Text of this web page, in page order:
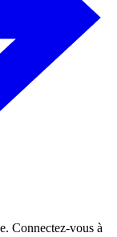
Connectez-vous à